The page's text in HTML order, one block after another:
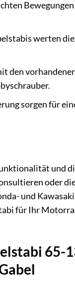
werten
den
sorgen für
und
oder
und
für Ihr
65-